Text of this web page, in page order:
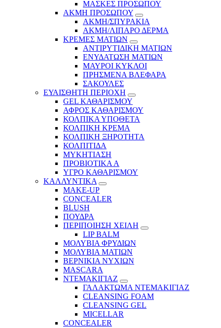
ΜΑΣΚΕΣ ΠΡΟΣΩΠΟΥ
ΑΚΜΗ ΠΡΟΣΩΠΟΥ
ΑΚΜΗ/ΣΠΥΡΑΚΙΑ
ΑΚΜΗ/ΛΙΠΑΡΟ ΔΕΡΜΑ
ΚΡΕΜΕΣ ΜΑΤΙΩΝ
ΑΝΤΙΡΥΤΙΔΙΚΗ ΜΑΤΙΩΝ
ΕΝΥΔΑΤΩΣΗ ΜΑΤΙΩΝ
ΜΑΥΡΟΙ ΚΥΚΛΟΙ
ΠΡΗΣΜΕΝΑ ΒΛΕΦΑΡΑ
ΣΑΚΟΥΛΕΣ
ΕΥΑΙΣΘΗΤΗ ΠΕΡΙΟΧΗ
GEL ΚΑΘΑΡΙΣΜΟΥ
ΑΦΡΟΣ ΚΑΘΑΡΙΣΜΟΥ
ΚΟΛΠΙΚΑ ΥΠΟΘΕΤΑ
ΚΟΛΠΙΚΗ ΚΡΕΜΑ
ΚΟΛΠΙΚΗ ΞΗΡΟΤΗΤΑ
ΚΟΛΠΙΤΙΔΑ
ΜΥΚΗΤΙΑΣΗ
ΠΡΟΒΙΟΤΙΚΑ Α
ΥΓΡΟ ΚΑΘΑΡΙΣΜΟΥ
ΚΑΛΛΥΝΤΙΚΑ
MAKE-UP
CONCEALER
BLUSH
ΠΟΥΔΡΑ
ΠΕΡΙΠΟΙΗΣΗ ΧΕΙΛΗ
LIP BALM
ΜΟΛΥΒΙΑ ΦΡΥΔΙΩΝ
ΜΟΛΥΒΙΑ ΜΑΤΙΩΝ
ΒΕΡΝΙΚΙΑ ΝΥΧΙΩΝ
MASCARA
ΝΤΕΜΑΚΙΓΙΑΖ
ΓΑΛΑΚΤΩΜΑ ΝΤΕΜΑΚΙΓΙΑΖ
CLEANSING FOAM
CLEANSING GEL
MICELLAR
CONCEALER